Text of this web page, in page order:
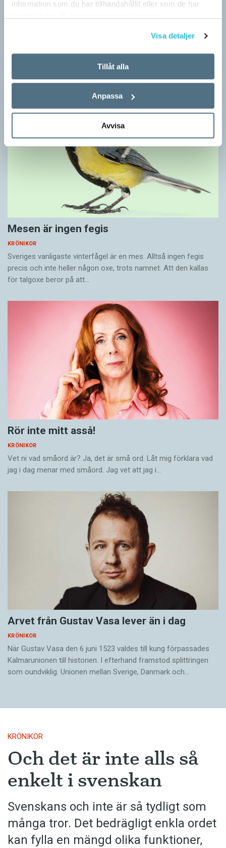
information som du har tillhandahållit eller som de har
Visa detaljer
Tillåt alla
Anpassa
Avvisa
”Du kan begripa ett ord genom att titta på vilka det umgås med”
– ungefär så sa den brittiske språkvetaren John Rupert Firth
(1890–1960) om…
Mesen är ingen fegis
KRÖNIKOR
Sveriges vanligaste vinterfågel är en mes. Alltså ingen fegis
precis och inte heller någon oxe, trots namnet. Att den kallas
för talgoxe beror på att…
Rör inte mitt asså!
KRÖNIKOR
Vet ni vad småord är? Ja, det är små ord. Låt mig förklara vad
jag i dag menar med småord. Jag vet att jag i…
Arvet från Gustav Vasa lever än i dag
KRÖNIKOR
När Gustav Vasa den 6 juni 1523 ­valdes till kung förpassades
Kalmar­unionen till historien. I efterhand framstod splittringen
som ound­viklig. ­Unionen ­mellan Sverige, Danmark och…
KRÖNIKOR
Och det är inte alls så
enkelt i svenskan
Svenskans och inte är så tydligt som
många tror. Det bedrägligt enkla ordet
kan fylla en mängd olika funktioner,